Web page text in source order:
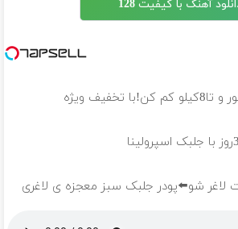
آهنگ با کیفیت 128
لاغر شو⬅️پودر جلبک سبز معجزه ی لاغری